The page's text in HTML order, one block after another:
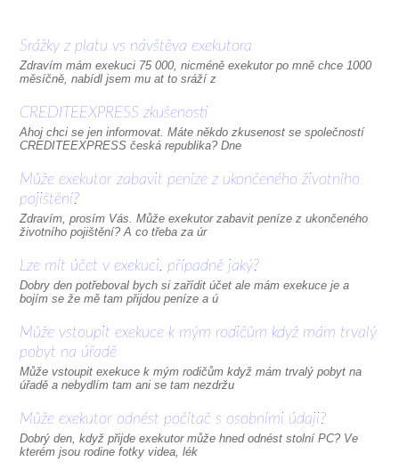
Srážky z platu vs návštěva exekutora
Zdravím mám exekuci 75 000, nicméně exekutor po mně chce 1000
měsíčně, nabídl jsem mu at to sráží z
CREDITEEXPRESS zkušenosti
Ahoj chci se jen informovat. Máte někdo zkusenost se společností
CREDITEEXPRESS česká republika? Dne
Může exekutor zabavit peníze z ukončeného životního
pojištění?
Zdravím, prosím Vás. Může exekutor zabavit peníze z ukončeného
životního pojištění? A co třeba za úr
Lze mít účet v exekuci, případně jaký?
Dobry den potřeboval bych si zařídit účet ale mám exekuce je a
bojím se že mě tam přijdou peníze a ú
Může vstoupit exekuce k mým rodičům když mám trvalý
pobyt na úřadě
Může vstoupit exekuce k mým rodičům když mám trvalý pobyt na
úřadě a nebydlím tam ani se tam nezdržu
Může exekutor odnést počítač s osobními údaji?
Dobrý den, když přijde exekutor může hned odnést stolní PC? Ve
kterém jsou rodine fotky videa, lék